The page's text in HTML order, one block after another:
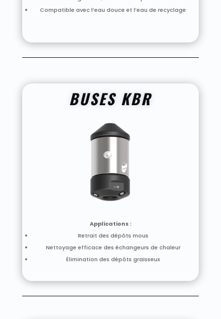
Compatible avec l’eau douce et l’eau de recyclage
BUSES KBR
Applications :
Retrait des dépôts mous
Nettoyage efficace des échangeurs de chaleur
Élimination des dépôts graisseux